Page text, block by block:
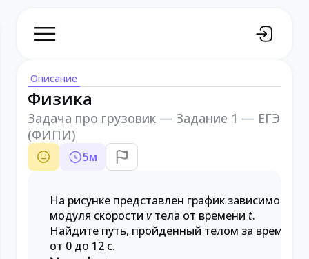
Описание
Физика
Задача про грузовик — Задание 1 — ЕГЭ
(ФИПИ)
5м
На рисунке представлен график зависимости
модуля скорости vтела от времени t.
Найдите путь, пройденный телом за время
от 0 до 12 с.